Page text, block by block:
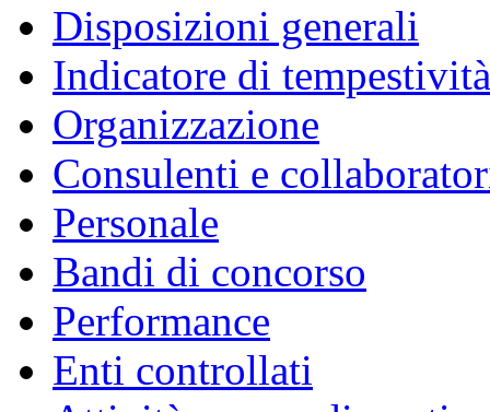
Disposizioni generali
Indicatore di
Organizzazione
Consulenti e
Personale
Bandi di concorso
Performance
Enti controllati